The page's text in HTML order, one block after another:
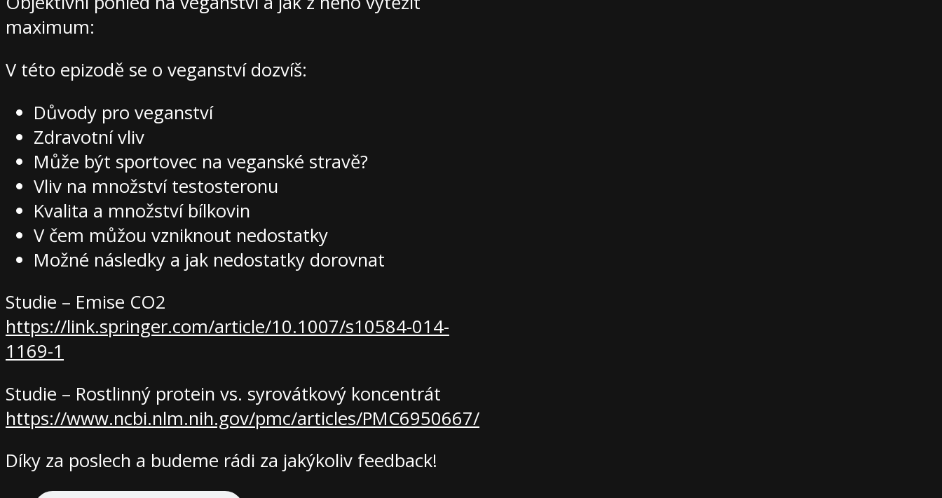
maximum:
V této epizodě se o veganství dozvíš:
Důvody pro veganství
Zdravotní vliv
Může být sportovec na veganské stravě?
Vliv na množství testosteronu
Kvalita a množství bílkovin
V čem můžou vzniknout nedostatky
Možné následky a jak nedostatky dorovnat
Studie – Emise CO2
https://link.springer.com/article/10.1007/s10584-014-
1169-1
Studie – Rostlinný protein vs. syrovátkový koncentrát
https://www.ncbi.nlm.nih.gov/pmc/articles/PMC6950667/
Díky za poslech a budeme rádi za jakýkoliv feedback!